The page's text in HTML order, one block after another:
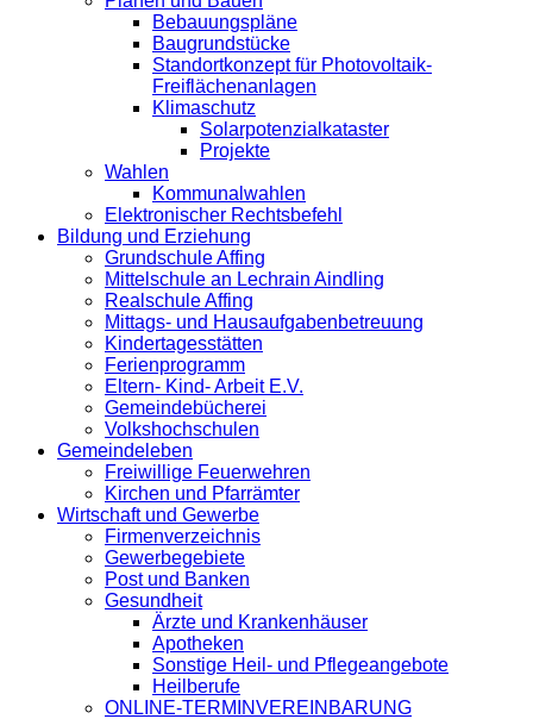
Bebauungspläne
Baugrundstücke
Standortkonzept für Photovoltaik-
Freiflächenanlagen
Klimaschutz
Solarpotenzialkataster
Projekte
Wahlen
Kommunalwahlen
Elektronischer Rechtsbefehl
Bildung und Erziehung
Grundschule Affing
Mittelschule an Lechrain Aindling
Realschule Affing
Mittags- und Hausaufgabenbetreuung
Kindertagesstätten
Ferienprogramm
Eltern- Kind- Arbeit E.V.
Gemeindebücherei
Volkshochschulen
Gemeindeleben
Freiwillige Feuerwehren
Kirchen und Pfarrämter
Wirtschaft und Gewerbe
Firmenverzeichnis
Gewerbegebiete
Post und Banken
Gesundheit
Ärzte und Krankenhäuser
Apotheken
Sonstige Heil- und Pflegeangebote
Heilberufe
ONLINE-TERMINVEREINBARUNG